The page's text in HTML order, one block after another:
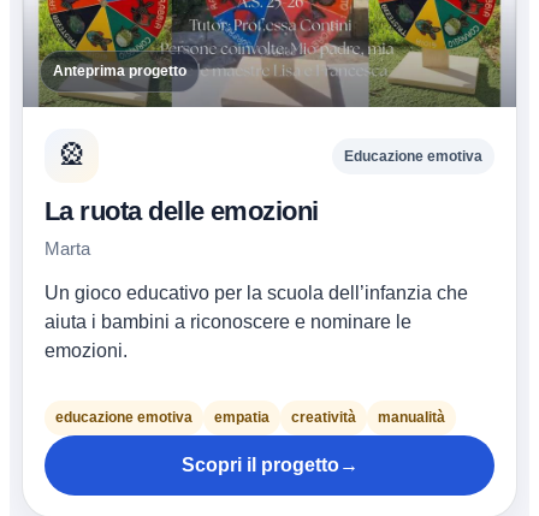
Anteprima progetto
🎡 Educazione emotiva
La ruota delle emozioni
Marta
Un gioco educativo per la scuola dell’infanzia che
aiuta i bambini a riconoscere e nominare le
emozioni.
educazione emotiva empatia creatività manualità
Scopri il progetto→